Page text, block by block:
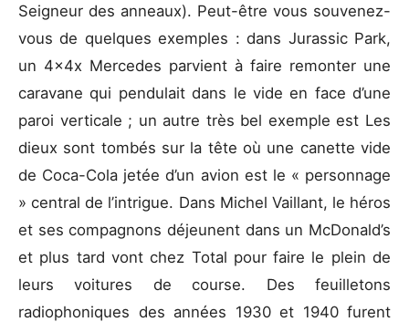
Seigneur des anneaux). Peut-être vous souvenez-
vous de quelques exemples : dans Jurassic Park,
un 4x4x Mercedes parvient à faire remonter une
caravane qui pendulait dans le vide en face d’une
paroi verticale ; un autre très bel exemple est Les
dieux sont tombés sur la tête où une canette vide
de Coca-Cola jetée d’un avion est le « personnage
» central de l’intrigue. Dans Michel Vaillant, le héros
et ses compagnons déjeunent dans un McDonald’s
et plus tard vont chez Total pour faire le plein de
leurs voitures de course. Des feuilletons
radiophoniques des années 1930 et 1940 furent